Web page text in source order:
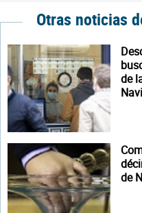
Otras noticias
de
de